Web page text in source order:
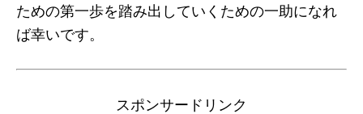
ための第一歩を踏み出していくための一助になれ
ば幸いです。
スポンサードリンク